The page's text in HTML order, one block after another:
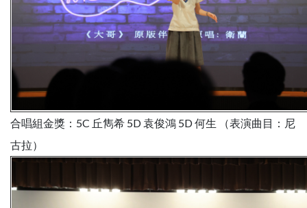
合唱組金獎：5C 丘雋希 5D 袁俊鴻 5D 何生 （表演曲目：尼
古拉）